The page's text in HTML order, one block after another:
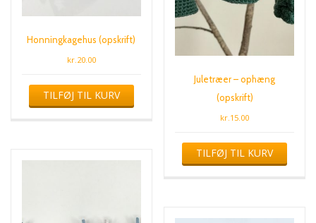
Honningkagehus (opskrift)
kr.20.00
TILFØJ TIL KURV
Juletræer – ophæng
(opskrift)
kr.15.00
TILFØJ TIL KURV